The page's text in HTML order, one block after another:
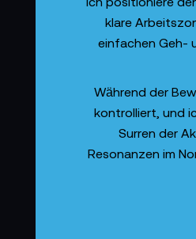
klare
einfachen Geh-
Während der
kontrolliert, und
Surren der
Resonanzen im